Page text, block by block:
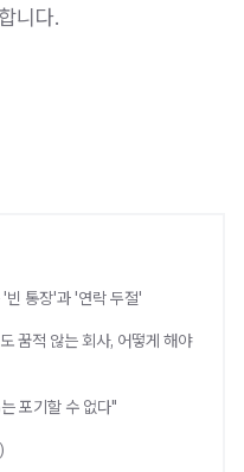
니다.
빈 통장'과 '연락 두절'
꿈적 않는 회사, 어떻게 해야
포기할 수 없다"